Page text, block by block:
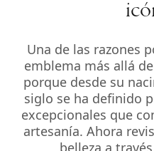
Una de las razones
emblema más allá
porque desde su
siglo se ha definido
excepcionales que
artesanía. Ahora
belleza a